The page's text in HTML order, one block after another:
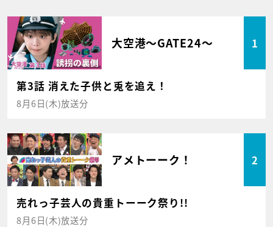
大空港～GATE24～ 1
第3話 消えた子供と兎を追え！
8月6日(木)放送分
アメトーーク！ 2
売れっ子芸人の貴重トーーク祭り!!
8月6日(木)放送分